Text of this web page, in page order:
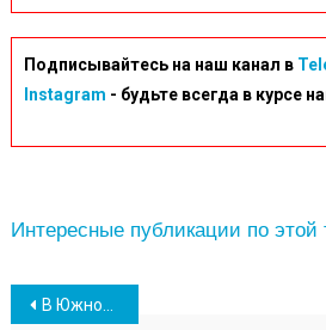
Подписывайтесь на наш канал в
Instagram - будьте всегда в курсе
Интересные публикации по этой
Навігація
В Южном состоялось открытие скейт-парка (фото, видео)